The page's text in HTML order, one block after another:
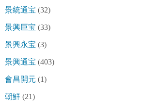
景統通宝 (32)
景興巨宝 (33)
景興永宝 (3)
景興通宝 (403)
會昌開元 (1)
朝鮮 (21)